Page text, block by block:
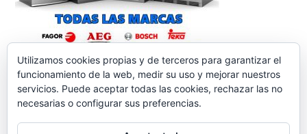
Utilizamos cookies propias y de terceros para garantizar el
funcionamiento de la web, medir su uso y mejorar nuestros
servicios. Puede aceptar todas las cookies, rechazar las no
necesarias o configurar sus preferencias.